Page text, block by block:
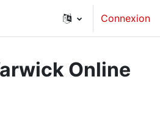
Connexion
Online